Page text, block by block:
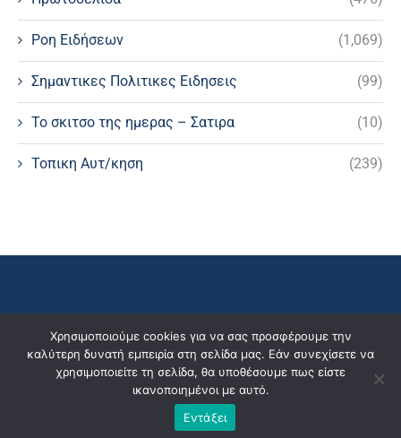
Ροη Ειδήσεων (1,069)
Σημαντικες Πολιτικες Ειδησεις (99)
Το σκιτσο της ημερας – Σατιρα (10)
Τοπικη Αυτ/κηση (239)
Χρησιμοποιούμε cookies για να σας προσφέρουμε την
καλύτερη δυνατή εμπειρία στη σελίδα μας. Εάν συνεχίσετε να
χρησιμοποιείτε τη σελίδα, θα υποθέσουμε πως είστε
ικανοποιημένοι με αυτό.
Εντάξει